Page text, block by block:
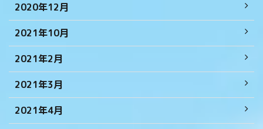
2020年12月
2021年10月
2021年2月
2021年3月
2021年4月